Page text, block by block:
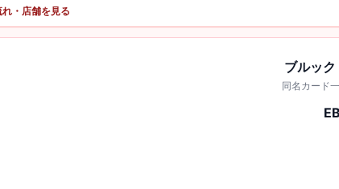
・店舗を見る
ブルッ
同名カード